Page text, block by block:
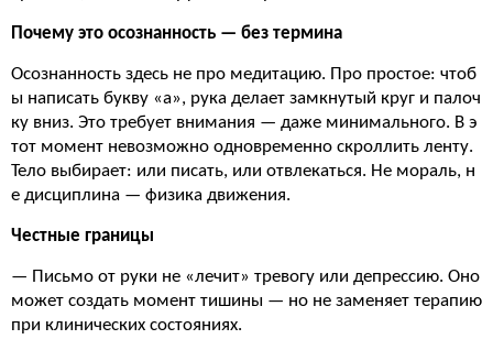
Почему это осознанность — без термина
Осознанность здесь не про медитацию. Про простое: чтоб
ы написать букву «а», рука делает замкнутый круг и палоч
ку вниз. Это требует внимания — даже минимального. В э
тот момент невозможно одновременно скроллить ленту.
Тело выбирает: или писать, или отвлекаться. Не мораль, н
е дисциплина — физика движения.
Честные границы
— Письмо от руки не «лечит» тревогу или депрессию. Оно
может создать момент тишины — но не заменяет терапию
при клинических состояниях.